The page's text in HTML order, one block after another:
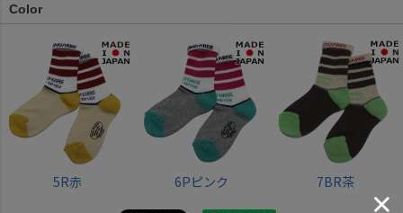
Color
5R赤 6Pピンク 7BR茶